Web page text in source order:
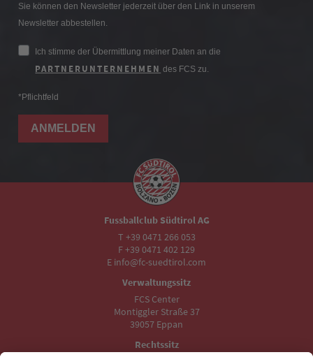
Sie können den Newsletter jederzeit über den Link in unserem
Newsletter abbestellen.
Ich stimme der Übermittlung meiner Daten an die
PARTNERUNTERNEHMEN des FCS zu.
*Pflichtfeld
ANMELDEN
Fussballclub Südtirol AG
T +39 0471 266 053
F +39 0471 402 129
E info@fc-suedtirol.com
Verwaltungssitz
FCS Center
Montiggler Straße 37
39057 Eppan
Rechtssitz